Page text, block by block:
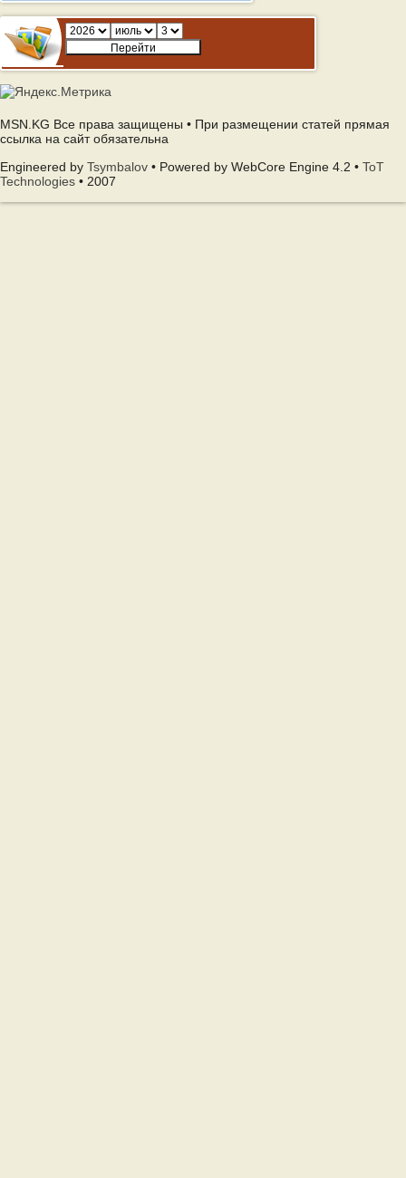
MSN.KG Все права защищены • При размещении статей прямая
ссылка на сайт обязательна
Engineered by Tsymbalov • Powered by WebCore Engine 4.2 • ToT
Technologies • 2007